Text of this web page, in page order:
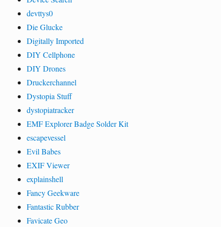
devttys0
Die Glucke
Digitally Imported
DIY Cellphone
DIY Drones
Druckerchannel
Dystopia Stuff
dystopiatracker
EMF Explorer Badge Solder Kit
escapevessel
Evil Babes
EXIF Viewer
explainshell
Fancy Geekware
Fantastic Rubber
Favicate Geo